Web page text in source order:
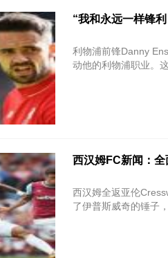
“我和永远一样锋
利物浦前锋Danny
动他的利物浦职业。
西汉姆FC新闻：
西汉姆全返亚伦
了伊普斯威奇的锤子